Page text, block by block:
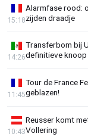
Alarmfase rood:
zijden draadje
15:18
Transferbom bij
definitieve
14:26
Tour de France
geblazen!
11:45
Reusser komt
Vollering
10:43